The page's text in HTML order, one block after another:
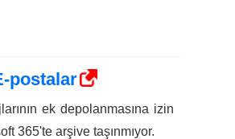
postalar
ek depolanmasına izin
365'te arşive taşınmıyor.